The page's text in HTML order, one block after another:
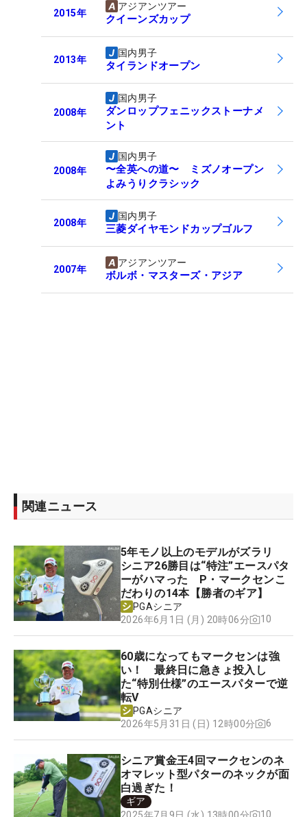
2015年
アジアンツアー
クイーンズカップ
2013年
国内男子
タイランドオープン
2008年
国内男子
ダンロップフェニックストーナメ
ント
2008年
国内男子
〜全英への道〜 ミズノオープン
よみうりクラシック
2008年
国内男子
三菱ダイヤモンドカップゴルフ
2007年
アジアンツアー
ボルボ・マスターズ・アジア
関連ニュース
5年モノ以上のモデルがズラリ
シニア26勝目は“特注”エースパタ
ーがハマった P・マークセンこ
だわりの14本【勝者のギア】
PGAシニア
2026年6月1日 (月) 20時06分
10
60歳になってもマークセンは強
い！ 最終日に急きょ投入し
た“特別仕様”のエースパターで逆
転V
PGAシニア
2026年5月31日 (日) 12時00分
6
シニア賞金王4回マークセンのネ
オマレット型パターのネックが面
白過ぎた！
ギア
2025年7月9日 (水) 13時00分
10